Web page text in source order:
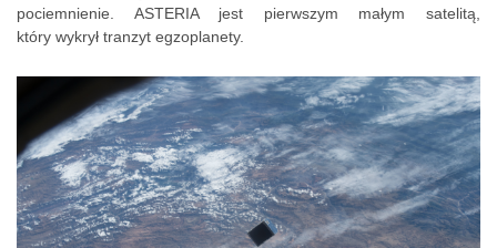
pociemnienie. ASTERIA jest pierwszym małym satelitą,
który wykrył tranzyt egzoplanety.